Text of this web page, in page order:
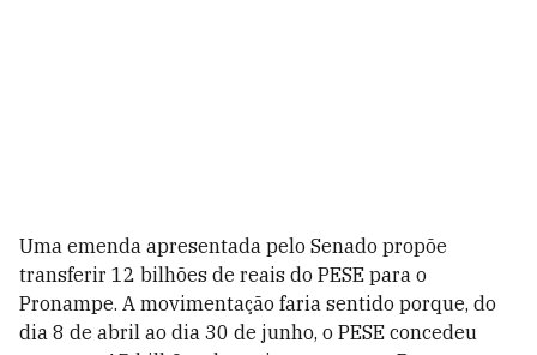
Uma emenda apresentada pelo Senado propõe
transferir 12 bilhões de reais do PESE para o
Pronampe. A movimentação faria sentido porque, do
dia 8 de abril ao dia 30 de junho, o PESE concedeu